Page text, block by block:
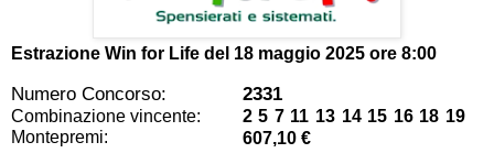
Estrazione Win for Life del 18 maggio 2025 ore 8:00
Numero Concorso: 2331
Combinazione vincente:
2 5 7 11 13 14 15 16 18 19
Montepremi:
607,10 €